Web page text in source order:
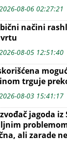
08-06 02:27:21
načini
vrtu
08-05 12:51:40
trguje
08-03 15:41:17
jagoda iz
ali zarade